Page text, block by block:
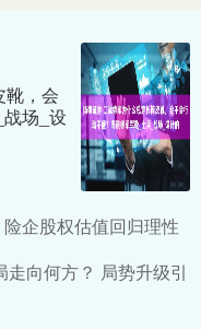
靴，会
场_设
险企股权估值回归理性
走向何方？ 局势升级引